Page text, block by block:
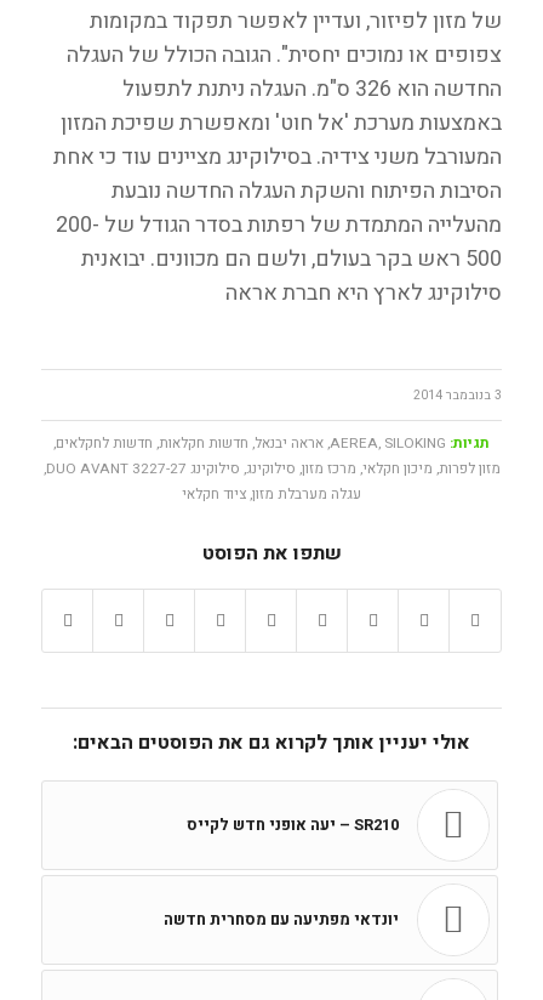
של מזון לפיזור, ועדיין לאפשר תפקוד במקומות
צפופים או נמוכים יחסית". הגובה הכולל של העגלה
החדשה הוא 326 ס"מ. העגלה ניתנת לתפעול
באמצעות מערכת 'אל חוט' ומאפשרת שפיכת המזון
המעורבל משני צידיה. בסילוקינג מציינים עוד כי אחת
הסיבות הפיתוח והשקת העגלה החדשה נובעת
מהעלייה המתמדת של רפתות בסדר הגודל של 200-
500 ראש בקר בעולם, ולשם הם מכוונים. יבואנית
סילוקינג לארץ היא חברת אראה
3 בנובמבר 2014
תגיות: AEREA, SILOKING
,אראה יבנאל, חדשות חקלאות, חדשות לחקלאים,
מזון לפרות, מיכון חקלאי, מרכז מזון, סילוקינג, סילוקינג DUO AVANT 3227-27
,
עגלה מערבלת מזון,ציוד חקלאי
שתפו את הפוסט
אולי יעניין אותך לקרוא גם את הפוסטים הבאים:
SR210 – יעה אופני חדש לקייס
יונדאי מפתיעה עם מסחרית חדשה